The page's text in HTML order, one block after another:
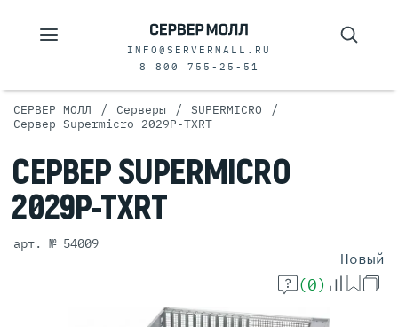
INFO@SERVERMALL.RU
8 800 755-25-51
СЕРВЕР МОЛЛ / Серверы / SUPERMICRO /
Сервер Supermicro 2029P-TXRT
СЕРВЕРSUPERMICRO
2029P-TXRT
арт. № 54009
Новый
(0)